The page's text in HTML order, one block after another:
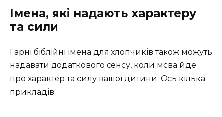
Імена, які надають характеру
та сили
Гарні біблійні імена для хлопчиків також можуть
надавати додаткового сенсу, коли мова йде
про характер та силу вашої дитини. Ось кілька
прикладів: